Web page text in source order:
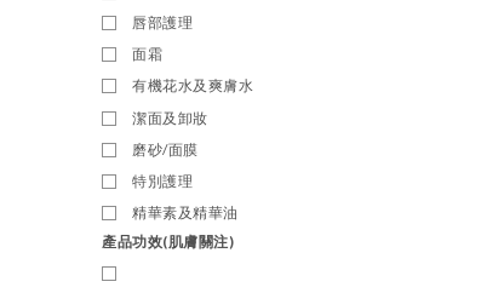
唇部護理
面霜
有機花水及爽膚水
潔面及卸妝
磨砂/面膜
特別護理
精華素及精華油
產品功效(肌膚關注)